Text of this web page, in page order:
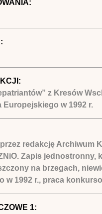
z Kresów
Europejskiego w 1992 r.
redakcję Archiwum
Zapis jednostronny,
na brzegach,
w 1992 r., praca
1: